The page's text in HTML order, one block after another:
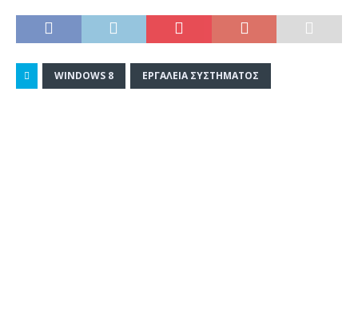
WINDOWS 8 ΕΡΓΑΛΕΊΑ ΣΥΣΤΉΜΑΤΟΣ